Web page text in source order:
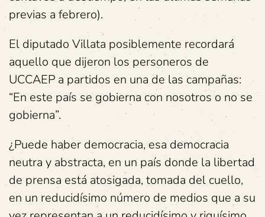
previas a febrero).
El diputado Villata posiblemente recordará
aquello que dijeron los personeros de
UCCAEP a partidos en una de las campañas:
“En este país se gobierna con nosotros o no se
gobierna”.
¿Puede haber democracia, esa democracia
neutra y abstracta, en un país donde la libertad
de prensa está atosigada, tomada del cuello,
en un reducidísimo número de medios que a su